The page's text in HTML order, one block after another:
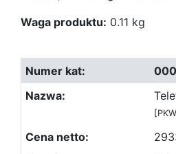
Waga produktu: 0.11 kg